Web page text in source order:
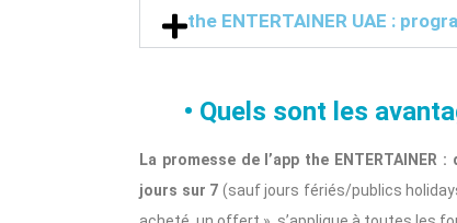
the ENTERTAINER UAE :
• Quels sont les
La promesse de l’app the
jours sur 7 (sauf jours fériés/publics